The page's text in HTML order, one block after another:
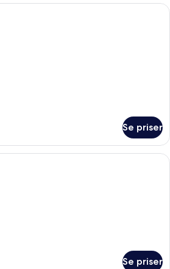
Allergitestade sängkläder,
Se priser
Två gula byggnader med röda tak,
Se priser